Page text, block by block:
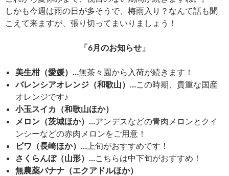
しかも今週は雨の日が多そうで、梅雨入り？なんて話も聞
こえて来ますが、張り切ってまいりましょう！
「6月のお知らせ」
美生柑（愛媛）…無茶々園から入荷が続きます！
バレンシアオレンジ（和歌山）…この時期、貴重な国産
オレンジです♪
小玉スイカ（和歌山ほか）
メロン（茨城ほか）…アンデスなどの青肉メロンとクイ
ンシーなどの赤肉メロンをご用意！
ビワ（長崎ほか）… 上旬がおすすめです！
さくらんぼ（山形）…こちらは中下旬がおすすめ！
無農薬バナナ（エクアドルほか）